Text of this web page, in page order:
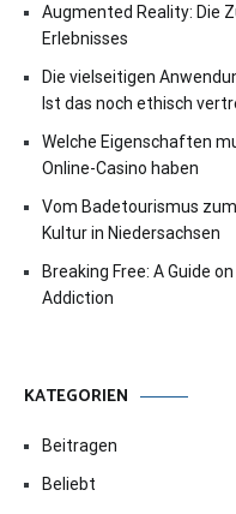
Augmented Reality: Die
Erlebnisses
Die vielseitigen
Ist das noch ethisch
Welche Eigenschaften
Online-Casino haben
Vom Badetourismus
Kultur in Niedersachsen
Breaking Free: A Guide
Addiction
KATEGORIEN
Beitragen
Beliebt